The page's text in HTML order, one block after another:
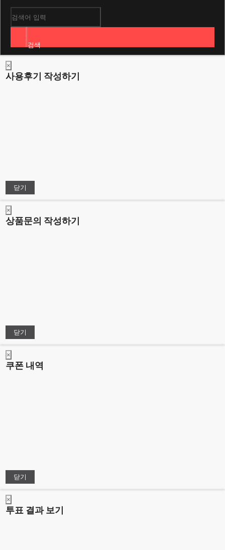
개인정보처리방침
이메일무단수집거부
검색
×
사용후기 작성하기
닫기
×
상품문의 작성하기
닫기
×
쿠폰 내역
닫기
×
투표 결과 보기